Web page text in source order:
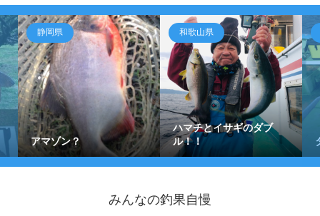
静岡県
アマゾン？
和歌山県
ハマチとイサギのダブ
ル！！
みんなの釣果自慢